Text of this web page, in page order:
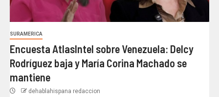
SURAMERICA
Encuesta AtlasIntel sobre Venezuela: Delcy
Rodríguez baja y María Corina Machado se
mantiene
dehablahispana redaccion